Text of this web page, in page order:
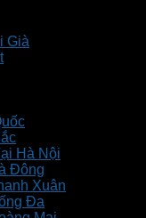
Già
Hà Nội
Đông
Xuân
Đa